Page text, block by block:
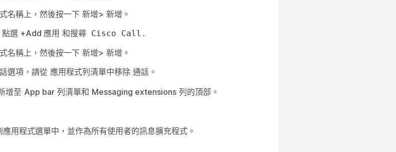
名稱上，然後按一下 新增> 新增。
點選 +Add 應用 和搜尋 Cisco Call.
名稱上，然後按一下 新增> 新增。
選項，請從 應用程式列清單中移除 通話。
增至 App bar 列清單和 Messaging extensions 列的頂部。
用程式選單中，並作為所有使用者的訊息擴充程式。